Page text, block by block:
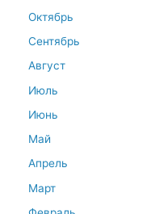
Октябрь
Сентябрь
Август
Июль
Июнь
Май
Апрель
Март